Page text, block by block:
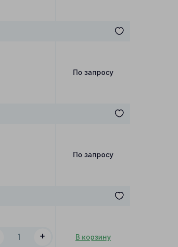
По запросу
По запросу
+ В корзину